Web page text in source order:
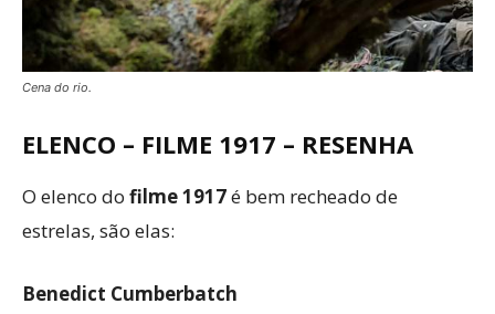
Cena do rio.
ELENCO – FILME 1917 – RESENHA
O elenco do filme 1917é bem recheado de
estrelas, são elas:
Benedict Cumberbatch